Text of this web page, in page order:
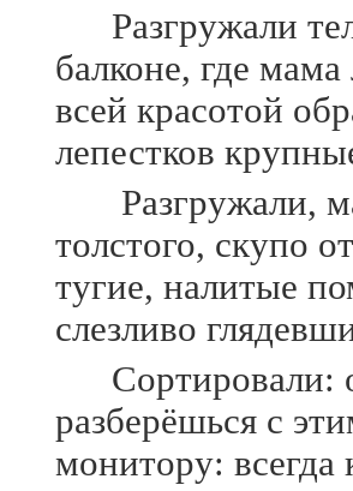
Разгружали
балконе, где
всей красотой
лепестков
Разгружали,
толстого, скупо
тугие, налитые
слезливо
Сортировали:
разберёшься с
монитору: всегда